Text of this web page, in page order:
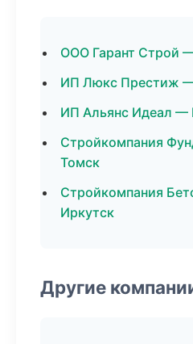
ООО Гарант Строй
ИП Люкс Престиж
ИП Альянс Идеал —
Стройкомпания
Томск
Стройкомпания
Иркутск
Другие